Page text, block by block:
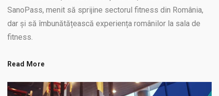
SanoPass, menit să sprijine sectorul fitness din România,
dar și să îmbunătățească experiența românilor la sala de
fitness.
Read More